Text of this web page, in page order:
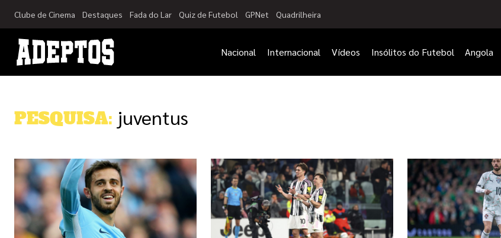
Clube de Cinema Destaques Fada do Lar Quiz de Futebol GPNet Quadrilheira
Nacional Internacional Vídeos Insólitos do Futebol Angola
PESQUISA: juventus